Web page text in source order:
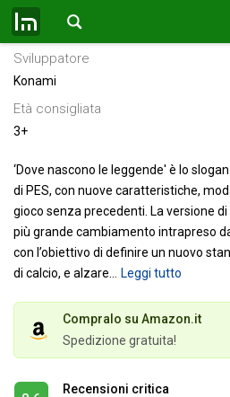
Data di uscita
15 settembre 2017
Sviluppatore
Konami
Età consigliata
3+
‘Dove nascono le leggende' è lo
di PES, con nuove caratteristiche,
gioco senza precedenti. La versione di
più grande cambiamento intrapreso
con l’obiettivo di definire un nuovo
di calcio, e alzare
Leggi tutto
Compralo su Amazon.it
Spedizione gratuita!
Recensioni critica